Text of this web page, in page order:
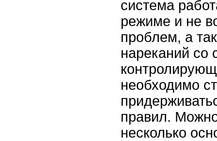
система
режиме и не
проблем, а
нареканий со
необходимо
правил.
несколько